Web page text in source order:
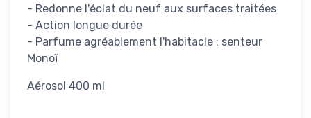
- Redonne l'éclat du neuf aux surfaces traitées
- Action longue durée
- Parfume agréablement l'habitacle : senteur
Monoï
Aérosol 400 ml